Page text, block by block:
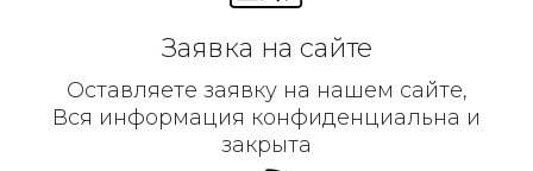
Заявка на сайте
Оставляете заявку на нашем сайте,
Вся информация конфиденциальна и
закрыта